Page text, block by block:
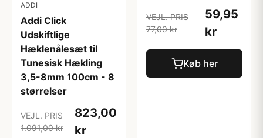
ADDI
Addi Click
Udskiftlige
Hæklenålesæt til
Tunesisk Hækling
3,5-8mm 100cm - 8
størrelser
VEJL. PRIS
1.091,00 kr
823,00
kr
VEJL. PRIS
77,00 kr
59,95
kr
Køb her